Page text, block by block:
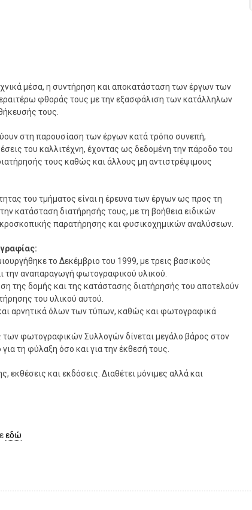
μέσα, η συντήρηση και αποκατάσταση των έργων των
φθοράς τους με την εξασφάλιση των κατάλληλων
τους.
στη παρουσίαση των έργων κατά τρόπο συνεπή,
του καλλιτέχνη, έχοντας ως δεδομένη την πάροδο του
τους καθώς και άλλους μη αντιστρέψιμους
του τμήματος είναι η έρευνα των έργων ως προς τη
κατάσταση διατήρησής τους, με τη βοήθεια ειδικών
παρατήρησης και φυσικοχημικών αναλύσεων.
το Δεκέμβριο του 1999, με τρεις βασικούς
την αναπαραγωγή φωτογραφικού υλικού.
της δομής και της κατάστασης διατήρησής του αποτελούν
του υλικού αυτού.
αρνητικά όλων των τύπων, καθώς και φωτογραφικά
των φωτογραφικών Συλλογών δίνεται μεγάλο βάρος στον
τη φύλαξη όσο και για την έκθεσή τους.
εκθέσεις και εκδόσεις. Διαθέτει μόνιμες αλλά και
εδώ